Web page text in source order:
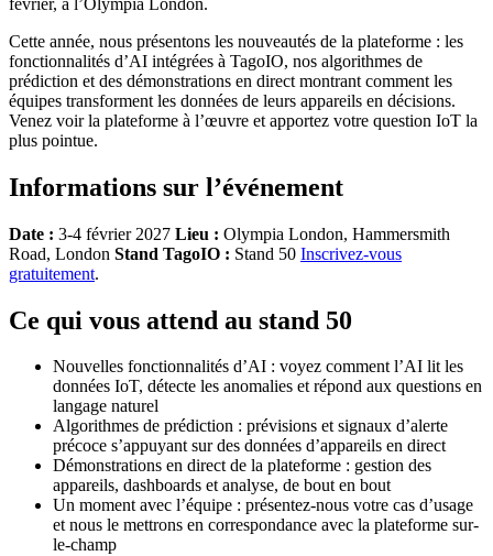
Cette année, nous présentons les nouveautés de la plateforme : les
fonctionnalités d’AI intégrées à TagoIO, nos algorithmes de
prédiction et des démonstrations en direct montrant comment les
équipes transforment les données de leurs appareils en décisions.
Venez voir la plateforme à l’œuvre et apportez votre question IoT la
plus pointue.
Informations sur l’événement
Date : 3-4 février 2027 Lieu : Olympia London, Hammersmith
Road, London Stand TagoIO : Stand 50 Inscrivez-vous
gratuitement.
Ce qui vous attend au stand 50
Nouvelles fonctionnalités d’AI : voyez comment l’AI lit les
données IoT, détecte les anomalies et répond aux questions en
langage naturel
Algorithmes de prédiction : prévisions et signaux d’alerte
précoce s’appuyant sur des données d’appareils en direct
Démonstrations en direct de la plateforme : gestion des
appareils, dashboards et analyse, de bout en bout
Un moment avec l’équipe : présentez-nous votre cas d’usage
et nous le mettrons en correspondance avec la plateforme sur-
le-champ